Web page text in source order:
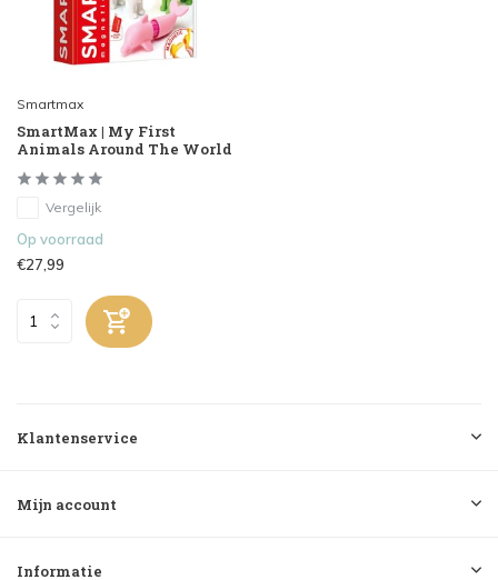
Smartmax
SmartMax | My First
Animals Around The World
Vergelijk
Op voorraad
€27,99
Klantenservice
Mijn account
Informatie